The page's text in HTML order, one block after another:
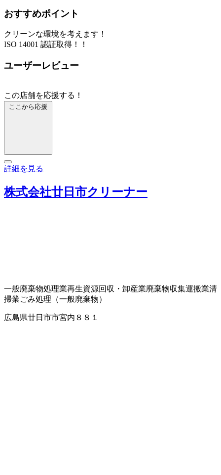
おすすめポイント
クリーンな環境を考えます！
ISO 14001 認証取得！！
ユーザーレビュー
この店舗を応援する！
ここから応援
詳細を見る
株式会社廿日市クリーナー
一般廃棄物処理業再生資源回収・卸産業廃棄物収集運搬業清
掃業ごみ処理（一般廃棄物）
広島県廿日市市宮内８８１